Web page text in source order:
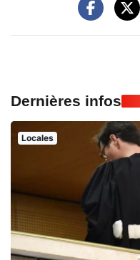
Dernières infos
Locales